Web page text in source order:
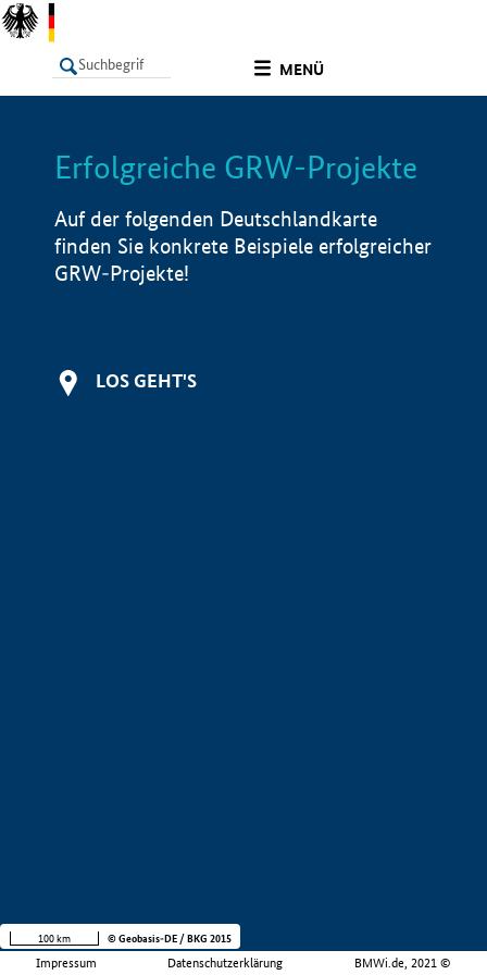
MENÜ
LISTE Info
Erfolgreiche GRW-Projekte
Auf der folgenden Deutschlandkarte
finden Sie konkrete Beispiele erfolgreicher
GRW-Projekte!
LOS GEHT'S
Impressum Datenschutzerklärung BMWi.de, 2021 ©
100 km © Geobasis-DE / BKG 2015